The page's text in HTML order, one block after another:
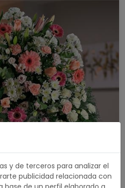
y de terceros para analizar el
publicidad relacionada con